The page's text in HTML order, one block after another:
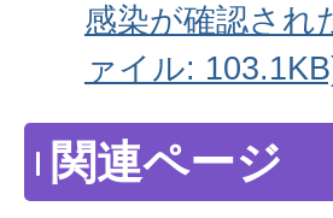
感染が確認され
ァイル:
関連ページ